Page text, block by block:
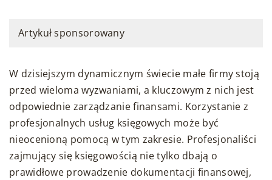
Artykuł sponsorowany
W dzisiejszym dynamicznym świecie małe firmy stoją
przed wieloma wyzwaniami, a kluczowym z nich jest
odpowiednie zarządzanie finansami. Korzystanie z
profesjonalnych usług księgowych może być
nieocenioną pomocą w tym zakresie. Profesjonaliści
zajmujący się księgowością nie tylko dbają o
prawidłowe prowadzenie dokumentacji finansowej,